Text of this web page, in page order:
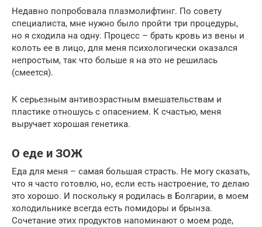
Недавно попробовала плазмолифтинг. По совету
специалиста, мне нужно было пройти три процедуры,
но я сходила на одну. Процесс – брать кровь из вены и
колоть ее в лицо, для меня психологически оказался
непростым, так что больше я на это не решилась
(смеется).
К серьезным антивозрастным вмешательствам и
пластике отношусь с опасением. К счастью, меня
выручает хорошая генетика.
О еде и ЗОЖ
Еда для меня – самая большая страсть. Не могу сказать,
что я часто готовлю, но, если есть настроение, то делаю
это хорошо. И поскольку я родилась в Болгарии, в моем
холодильнике всегда есть помидоры и брынза.
Сочетание этих продуктов напоминают о моем роде,